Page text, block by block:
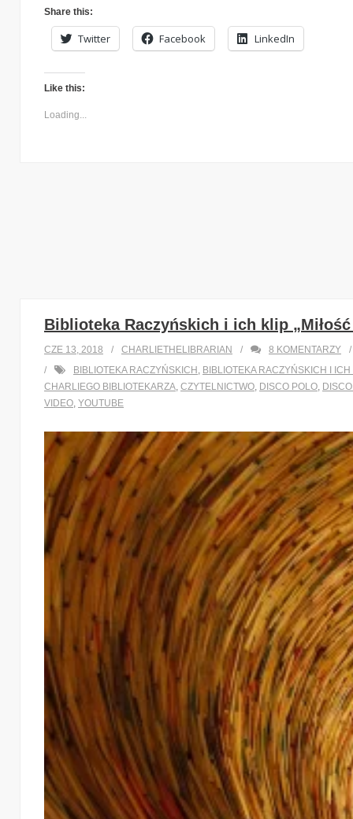
Share this:
Twitter Facebook LinkedIn
Like this:
Loading...
Biblioteka Raczyńskich i ich klip
CZE 13, 2018 CHARLIETHELIBRARIAN 8 KOMENTARZY
BIBLIOTEKA RACZYŃSKICH , BIBLIOTEKA RACZYŃSKICH I
CHARLIEGO BIBLIOTEKARZA, CZYTELNICTWO, DISCO POLO,
VIDEO, YOUTUBE